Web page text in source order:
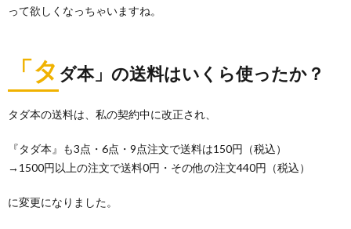
って欲しくなっちゃいますね。
「タ ダ本」の送料はいくら使ったか？
タダ本の送料は、私の契約中に改正され、
『タダ本』も3点・6点・9点注文で送料は150円（税込）
→1500円以上の注文で送料0円・その他の注文440円（税込）
に変更になりました。